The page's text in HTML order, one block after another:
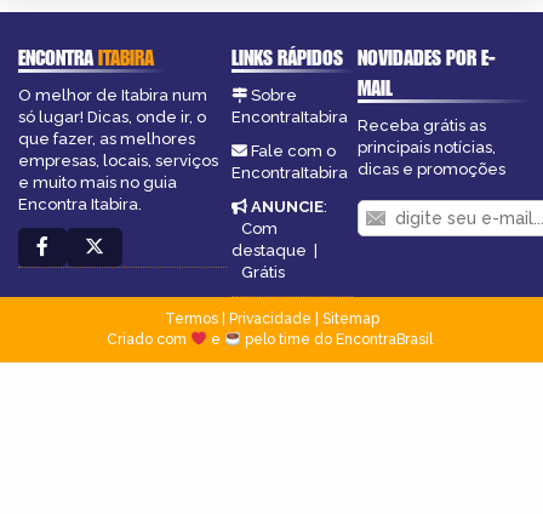
ENCONTRAITABIRA
O melhor de Itabira num
só lugar! Dicas, onde ir, o
que fazer, as melhores
empresas, locais, serviços
e muito mais no guia
Encontra Itabira.
LINKS RÁPIDOS
Sobre
EncontraItabira
Fale com o
EncontraItabira
ANUNCIE:
Com
destaque |
Grátis
NOVIDADES POR E-
MAIL
Receba grátis as
principais notícias,
dicas e promoções
Termos| Privacidade
Sitemap
Criado com
e pelo time do EncontraBrasil